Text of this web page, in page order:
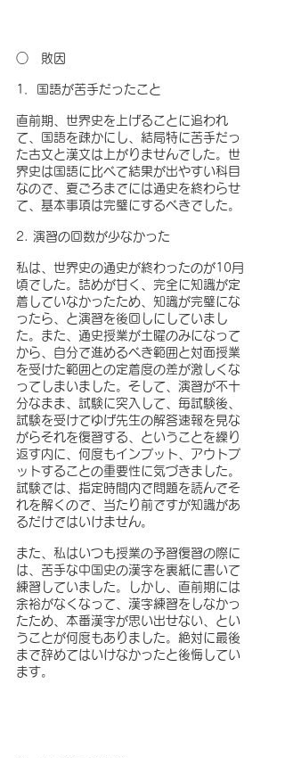
○　敗因
1．国語が苦手だったこと
直前期、世界史を上げることに追われ
て、国語を疎かにし、結局特に苦手だっ
た古文と漢文は上がりませんでした。世
界史は国語に比べて結果が出やすい科目
なので、夏ごろまでには通史を終わらせ
て、基本事項は完璧にするべきでした。
2. 演習の回数が少なかった
私は、世界史の通史が終わったのが10月
頃でした。詰めが甘く、完全に知識が定
着していなかったため、知識が完璧にな
ったら、と演習を後回しにしていまし
た。また、通史授業が土曜のみになって
から、自分で進めるべき範囲と対面授業
を受けた範囲との定着度の差が激しくな
ってしまいました。そして、演習が不十
分なまま、試験に突入して、毎試験後、
試験を受けてゆげ先生の解答速報を見な
がらそれを復習する、ということを繰り
返す内に、何度もインプット、アウトプ
ットすることの重要性に気づきました。
試験では、指定時間内で問題を読んでそ
れを解くので、当たり前ですが知識があ
るだけではいけません。
また、私はいつも授業の予習復習の際に
は、苦手な中国史の漢字を裏紙に書いて
練習していました。しかし、直前期には
余裕がなくなって、漢字練習をしなかっ
たため、本番漢字が思い出せない、とい
うことが何度もありました。絶対に最後
まで辞めてはいけなかったと後悔してい
ます。